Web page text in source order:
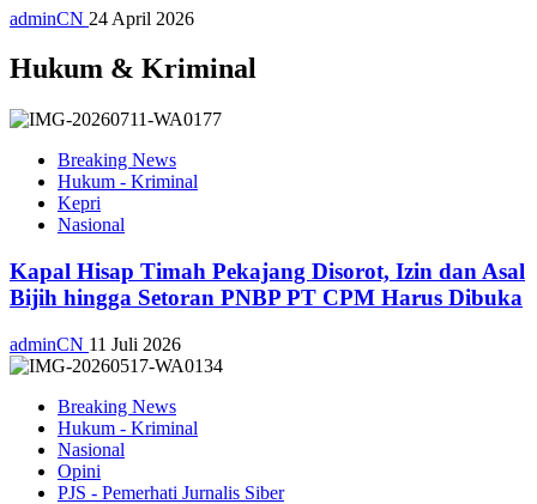
adminCN 24 April 2026
Hukum & Kriminal
Breaking News
Hukum - Kriminal
Kepri
Nasional
Kapal Hisap Timah Pekajang Disorot, Izin dan Asal
Bijih hingga Setoran PNBP PT CPM Harus Dibuka
adminCN 11 Juli 2026
Breaking News
Hukum - Kriminal
Nasional
Opini
PJS - Pemerhati Jurnalis Siber